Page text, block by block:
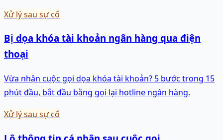
Xử lý sau sự cố
Bị dọa khóa tài khoản ngân hàng qua điện
thoại
Vừa nhận cuộc gọi dọa khóa tài khoản? 5 bước trong 15
phút đầu, bắt đầu bằng gọi lại hotline ngân hàng.
Xử lý sau sự cố